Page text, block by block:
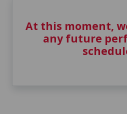
At this moment,
any future